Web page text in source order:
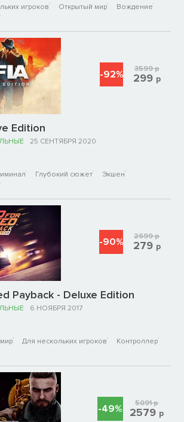
игроков Открытый мир
Вождение
Edition
25 СЕНТЯБРЯ 2020
Глубокий сюжет
Экшен
-92% 3599р
299 р
Payback - Deluxe Edition
6 НОЯБРЯ 2017
Для нескольких игроков
Контроллер
-90% 2699р
279 р
-49% 5091р
2579 р